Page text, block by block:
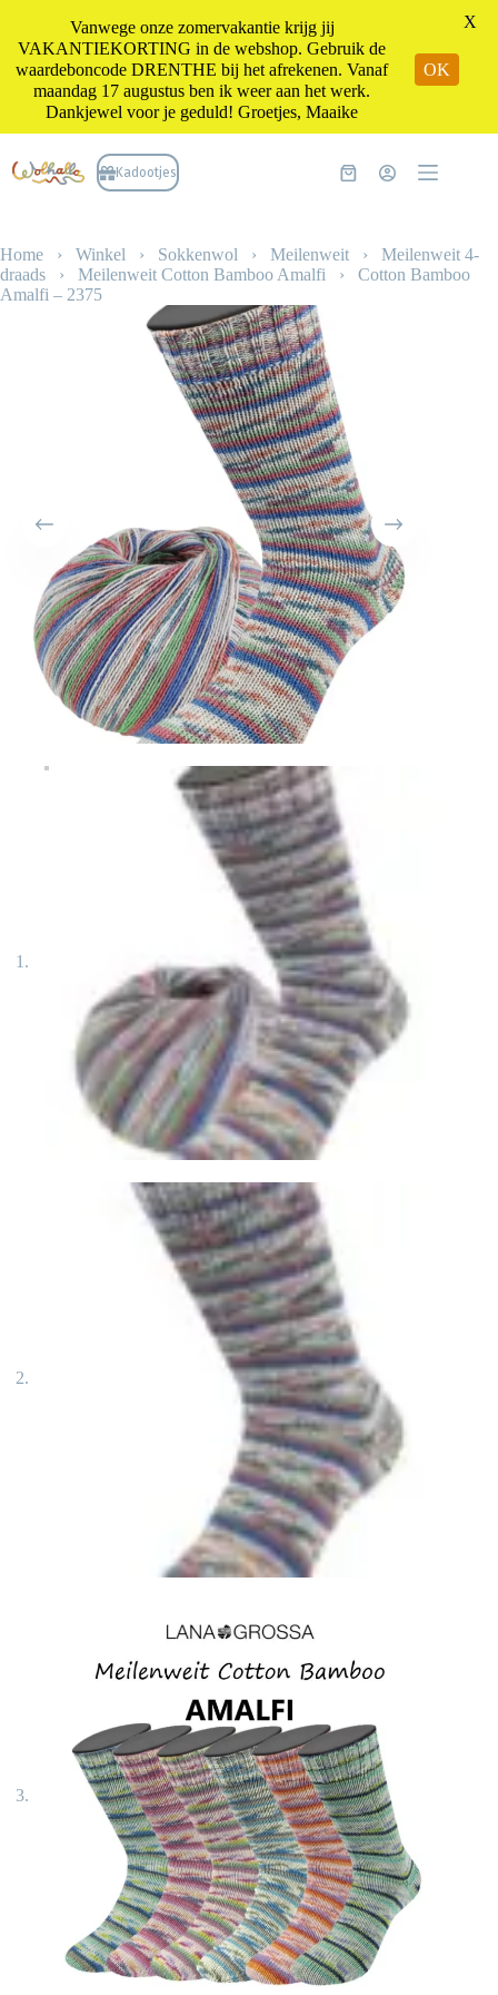
naar
de
Kadootjes Winkelwagen
Home › Winkel › Sokkenwol › Meilenweit › Meilenweit 4-
draads › Meilenweit Cotton Bamboo Amalfi › Cotton Bamboo
Amalfi – 2375
Vanwege onze zomervakantie krijg jij
VAKANTIEKORTING in de webshop. Gebruik de
waardeboncode DRENTHE bij het afrekenen. Vanaf
maandag 17 augustus ben ik weer aan het werk.
Dankjewel voor je geduld! Groetjes, Maaike
OK
X